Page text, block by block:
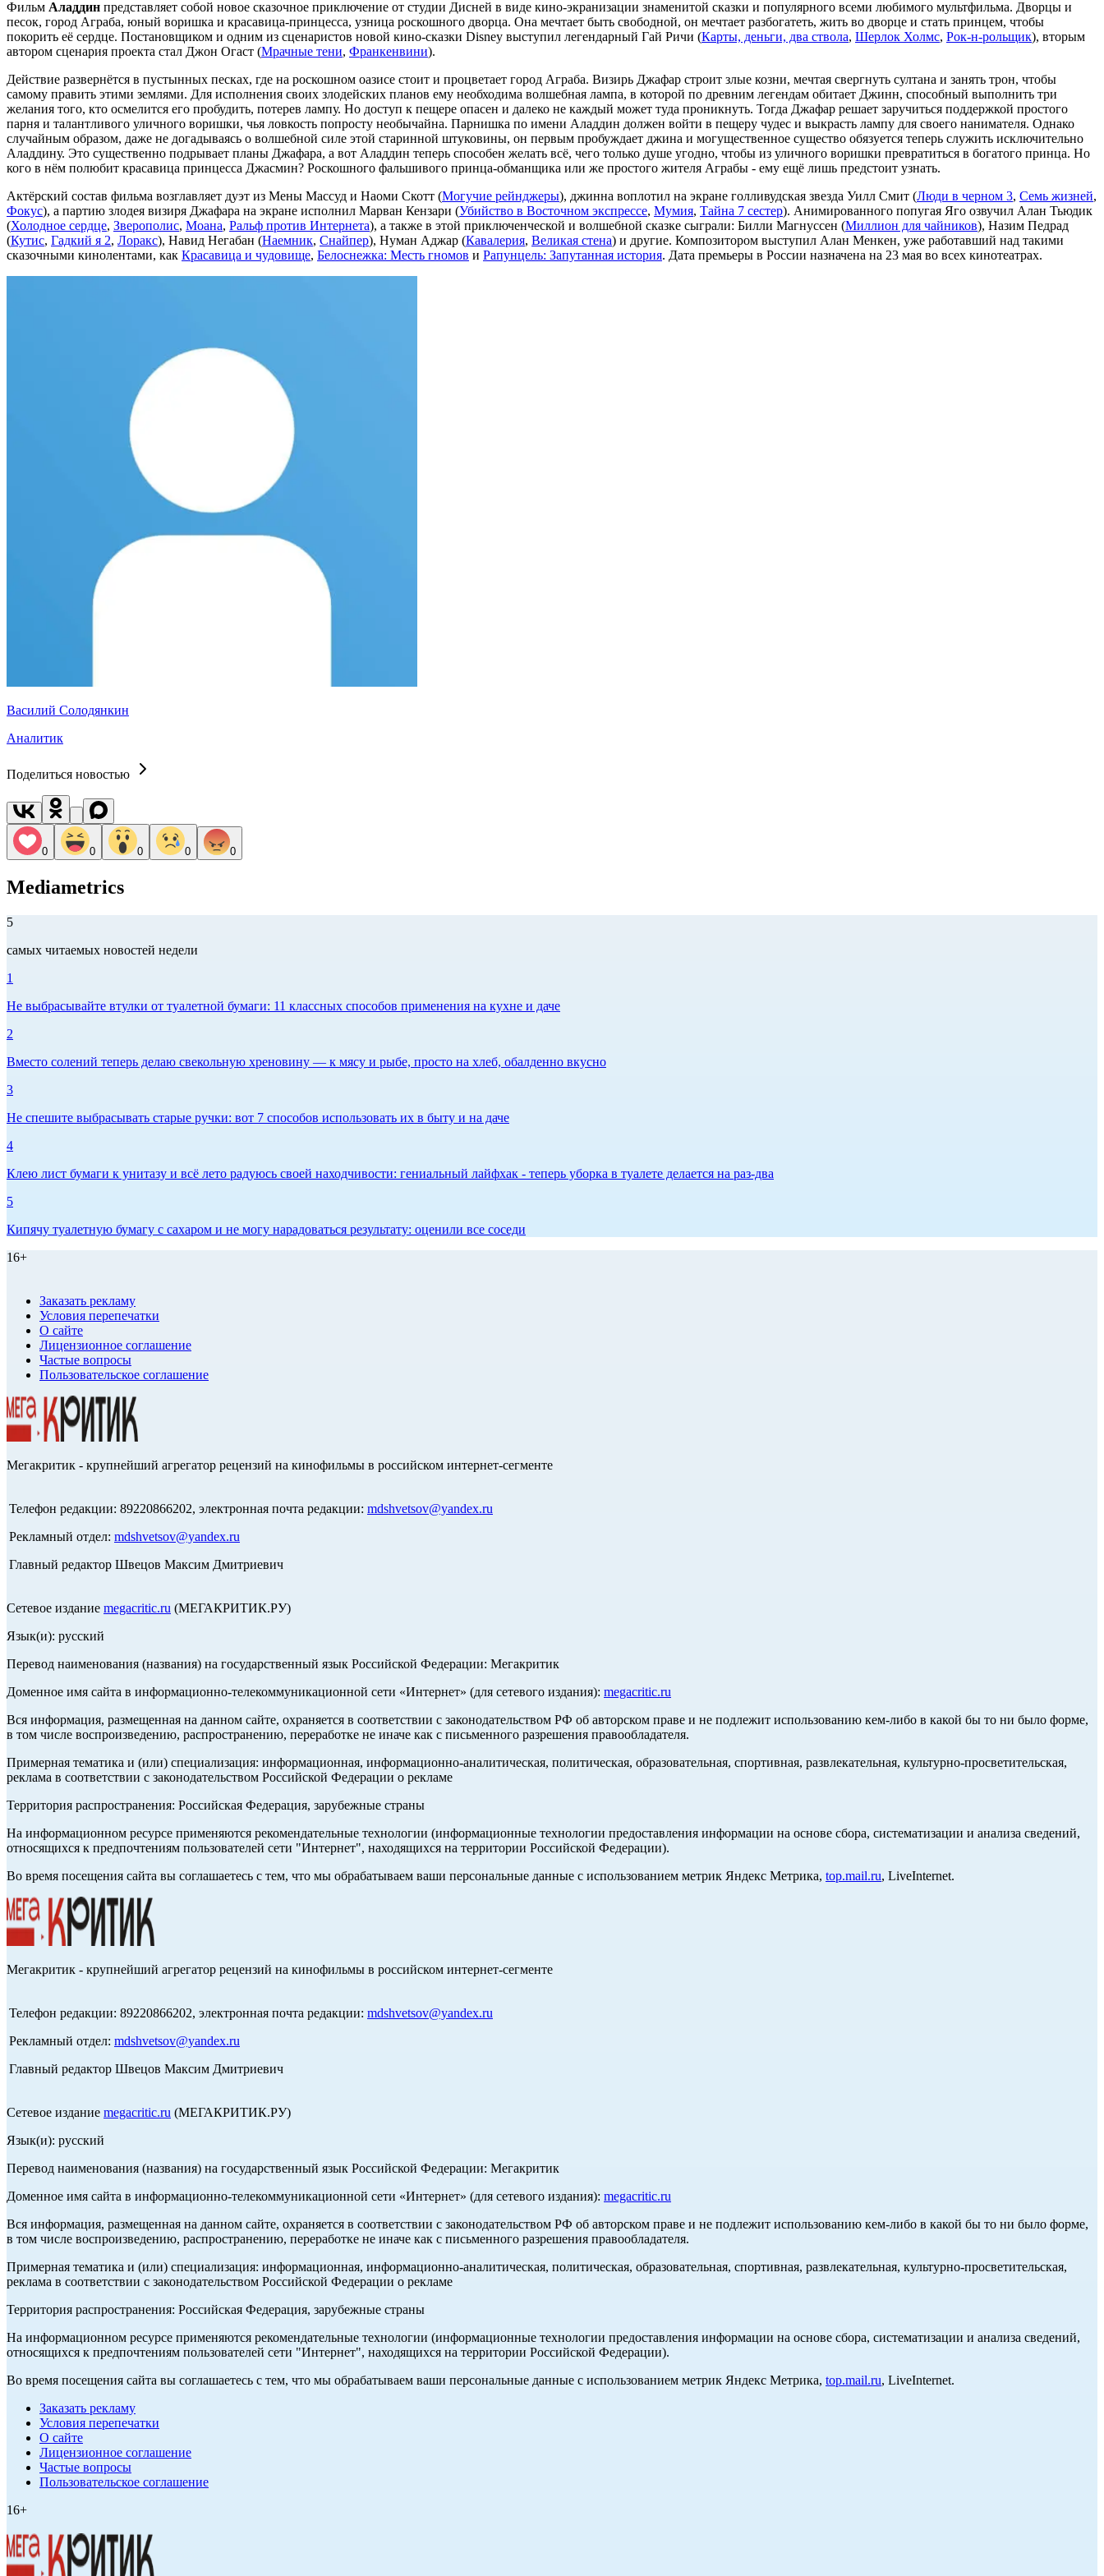
Фильм Аладдин представляет собой новое сказочное приключение от студии Дисней в виде кино-экранизации знаменитой сказки и популярного всеми любимого мультфильма. Дворцы и
песок, город Аграба, юный воришка и красавица-принцесса, узница роскошного дворца. Она мечтает быть свободной, он мечтает разбогатеть, жить во дворце и стать принцем, чтобы
покорить её сердце. Постановщиком и одним из сценаристов новой кино-сказки Disney выступил легендарный Гай Ричи (Карты, деньги, два ствола, Шерлок Холмс, Рок-н-рольщик), вторым
автором сценария проекта стал Джон Огаст (Мрачные тени, Франкенвини).
Действие развернётся в пустынных песках, где на роскошном оазисе стоит и процветает город Аграба. Визирь Джафар строит злые козни, мечтая свергнуть султана и занять трон, чтобы
самому править этими землями. Для исполнения своих злодейских планов ему необходима волшебная лампа, в которой по древним легендам обитает Джинн, способный выполнить три
желания того, кто осмелится его пробудить, потерев лампу. Но доступ к пещере опасен и далеко не каждый может туда проникнуть. Тогда Джафар решает заручиться поддержкой простого
парня и талантливого уличного воришки, чья ловкость попросту необычайна. Парнишка по имени Аладдин должен войти в пещеру чудес и выкрасть лампу для своего нанимателя. Однако
случайным образом, даже не догадываясь о волшебной силе этой старинной штуковины, он первым пробуждает джина и могущественное существо обязуется теперь служить исключительно
Аладдину. Это существенно подрывает планы Джафара, а вот Аладдин теперь способен желать всё, чего только душе угодно, чтобы из уличного воришки превратиться в богатого принца. Но
кого в нём полюбит красавица принцесса Джасмин? Роскошного фальшивого принца-обманщика или же простого жителя Аграбы - ему ещё лишь предстоит узнать.
Актёрский состав фильма возглавляет дуэт из Мены Массуд и Наоми Скотт (Могучие рейнджеры), джинна воплотил на экране голливудская звезда Уилл Смит (Люди в черном 3, Семь жизней,
Фокус), а партию злодея визиря Джафара на экране исполнил Марван Кензари (Убийство в Восточном экспрессе, Мумия, Тайна 7 сестер). Анимированного попугая Яго озвучил Алан Тьюдик
(Холодное сердце, Зверополис, Моана, Ральф против Интернета), а также в этой приключенческой и волшебной сказке сыграли: Билли Магнуссен (Миллион для чайников), Назим Педрад
(Кутис, Гадкий я 2, Лоракс), Навид Негабан (Наемник, Снайпер), Нуман Аджар (Кавалерия, Великая стена) и другие. Композитором выступил Алан Менкен, уже работавший над такими
сказочными кинолентами, как Красавица и чудовище, Белоснежка: Месть гномов и Рапунцель: Запутанная история. Дата премьеры в России назначена на 23 мая во всех кинотеатрах.
Василий Солодянкин
Аналитик
Поделиться новостью
0 0 0 0 0
Mediametrics
5
самых читаемых новостей недели
1
Не выбрасывайте втулки от туалетной бумаги: 11 классных способов применения на кухне и даче
2
Вместо солений теперь делаю свекольную хреновину — к мясу и рыбе, просто на хлеб, обалденно вкусно
3
Не спешите выбрасывать старые ручки: вот 7 способов использовать их в быту и на даче
4
Клею лист бумаги к унитазу и всё лето радуюсь своей находчивости: гениальный лайфхак - теперь уборка в туалете делается на раз-два
5
Кипячу туалетную бумагу с сахаром и не могу нарадоваться результату: оценили все соседи
16+
Заказать рекламу
Условия перепечатки
О сайте
Лицензионное соглашение
Частые вопросы
Пользовательское соглашение
Мегакритик - крупнейший агрегатор рецензий на кинофильмы в российском интернет-сегменте
Телефон редакции: 89220866202, электронная почта редакции: mdshvetsov@yandex.ru
Рекламный отдел: mdshvetsov@yandex.ru
Главный редактор Швецов Максим Дмитриевич
Сетевое издание megacritic.ru (МЕГАКРИТИК.РУ)
Язык(и): русский
Перевод наименования (названия) на государственный язык Российской Федерации: Мегакритик
Доменное имя сайта в информационно-телекоммуникационной сети «Интернет» (для сетевого издания): megacritic.ru
Вся информация, размещенная на данном сайте, охраняется в соответствии с законодательством РФ об авторском праве и не подлежит использованию кем-либо в какой бы то ни было форме,
в том числе воспроизведению, распространению, переработке не иначе как с письменного разрешения правообладателя.
Примерная тематика и (или) специализация: информационная, информационно-аналитическая, политическая, образовательная, спортивная, развлекательная, культурно-просветительская,
реклама в соответствии с законодательством Российской Федерации о рекламе
Территория распространения: Российская Федерация, зарубежные страны
На информационном ресурсе применяются рекомендательные технологии (информационные технологии предоставления информации на основе сбора, систематизации и анализа сведений,
относящихся к предпочтениям пользователей сети "Интернет", находящихся на территории Российской Федерации).
Во время посещения сайта вы соглашаетесь с тем, что мы обрабатываем ваши персональные данные с использованием метрик Яндекс Метрика, top.mail.ru, LiveInternet.
Мегакритик - крупнейший агрегатор рецензий на кинофильмы в российском интернет-сегменте
Телефон редакции: 89220866202, электронная почта редакции: mdshvetsov@yandex.ru
Рекламный отдел: mdshvetsov@yandex.ru
Главный редактор Швецов Максим Дмитриевич
Сетевое издание megacritic.ru (МЕГАКРИТИК.РУ)
Язык(и): русский
Перевод наименования (названия) на государственный язык Российской Федерации: Мегакритик
Доменное имя сайта в информационно-телекоммуникационной сети «Интернет» (для сетевого издания): megacritic.ru
Вся информация, размещенная на данном сайте, охраняется в соответствии с законодательством РФ об авторском праве и не подлежит использованию кем-либо в какой бы то ни было форме,
в том числе воспроизведению, распространению, переработке не иначе как с письменного разрешения правообладателя.
Примерная тематика и (или) специализация: информационная, информационно-аналитическая, политическая, образовательная, спортивная, развлекательная, культурно-просветительская,
реклама в соответствии с законодательством Российской Федерации о рекламе
Территория распространения: Российская Федерация, зарубежные страны
На информационном ресурсе применяются рекомендательные технологии (информационные технологии предоставления информации на основе сбора, систематизации и анализа сведений,
относящихся к предпочтениям пользователей сети "Интернет", находящихся на территории Российской Федерации).
Во время посещения сайта вы соглашаетесь с тем, что мы обрабатываем ваши персональные данные с использованием метрик Яндекс Метрика, top.mail.ru, LiveInternet.
Заказать рекламу
Условия перепечатки
О сайте
Лицензионное соглашение
Частые вопросы
Пользовательское соглашение
16+